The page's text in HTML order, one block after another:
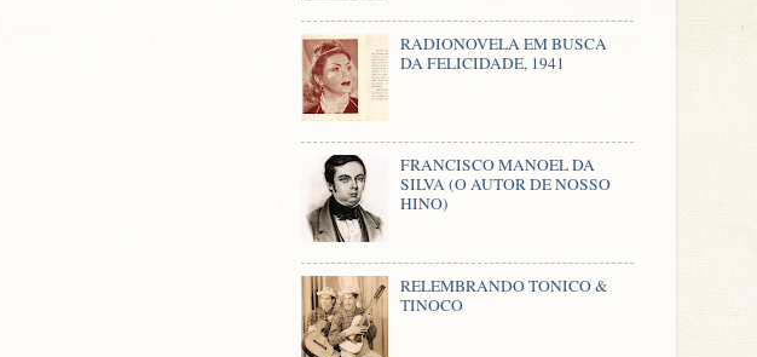
RADIONOVELA EM BUSCA
DA FELICIDADE, 1941
FRANCISCO MANOEL DA
SILVA (O AUTOR DE NOSSO
HINO)
RELEMBRANDO TONICO &
TINOCO